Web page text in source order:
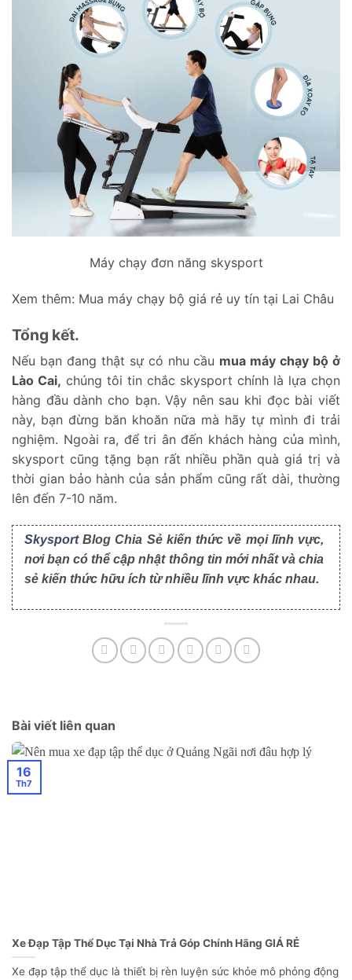
Máy chạy đơn năng skysport
Xem thêm: Mua máy chạy bộ giá rẻ uy tín tại Lai Châu
Tổng kết.
Nếu bạn đang thật sự có nhu cầu mua máy chạy bộ ở
Lào Cai, chúng tôi tin chắc skysport chính là lựa chọn
hàng đầu dành cho bạn. Vậy nên sau khi đọc bài viết
này, bạn đừng băn khoăn nữa mà hãy tự mình đi trải
nghiệm. Ngoài ra, để tri ân đến khách hàng của mình,
skysport cũng tặng bạn rất nhiều phần quà giá trị và
thời gian bảo hành của sản phẩm cũng rất dài, thường
lên đến 7-10 năm.
SkysportBlog Chia Sẻ kiến thức về mọi lĩnh vực,
nơi bạn có thể cập nhật thông tin mới nhất và chia
sẻ kiến thức hữu ích từ nhiều lĩnh vực khác nhau.
Bài viết liên quan
Xe Đạp Tập Thể Dục Tại Nhà Trả Góp Chính Hãng GIÁ RẺ
Xe đạp tập thể dục là thiết bị rèn luyện sức khỏe mô phỏng động
16
Th7